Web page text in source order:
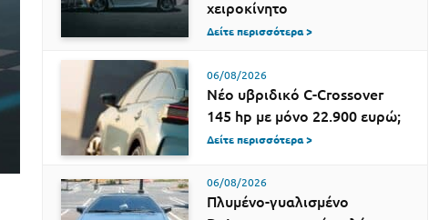
χειροκίνητο
Δείτε περισσότερα >
06/08/2026
Νέο υβριδικό C-Crossover
145 hp με μόνο 22.900 ευρώ;
Δείτε περισσότερα >
06/08/2026
Πλυμένο-γυαλισμένο